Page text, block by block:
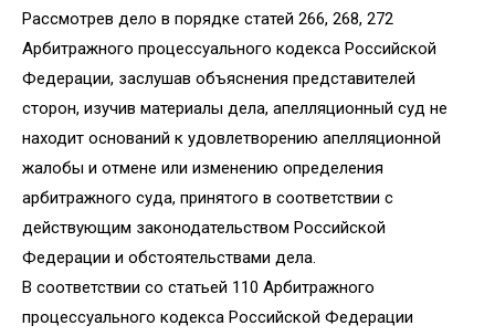
Рассмотрев дело в порядке статей 266, 268, 272
Арбитражного процессуального кодекса Российской
Федерации, заслушав объяснения представителей
сторон, изучив материалы дела, апелляционный суд не
находит оснований к удовлетворению апелляционной
жалобы и отмене или изменению определения
арбитражного суда, принятого в соответствии с
действующим законодательством Российской
Федерации и обстоятельствами дела.
В соответствии со статьей 110 Арбитражного
процессуального кодекса Российской Федерации